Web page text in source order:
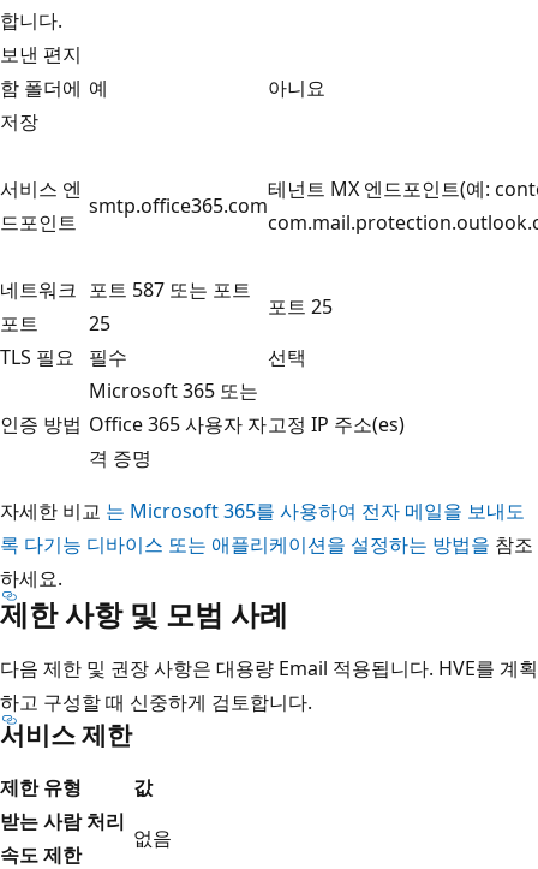
합니다.
보낸 편지
함 폴더에
저장
예 아니요
서비스 엔
드포인트
smtp.office365.com
테넌트 MX 엔드포인트(예:
네트워크
포트
포트 587 또는 포트
25
포트 25
TLS 필요
필수 선택
인증 방법
Microsoft 365 또는
Office 365 사용자 자
격 증명
고정 IP 주소(es)
자세한 비교 는 Microsoft 365를 사용하여 전자 메일을 보내도
록 다기능 디바이스 또는 애플리케이션을 설정하는 방법을 참조
하세요.
제한 사항 및 모범 사례
다음 제한 및 권장 사항은 대용량 Email 적용됩니다. HVE를 계획
하고 구성할 때 신중하게 검토합니다.
서비스 제한
제한 유형
값
받는 사람 처리
속도 제한
없음